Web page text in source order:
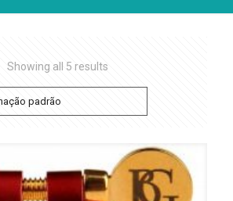
Showing all 5 results